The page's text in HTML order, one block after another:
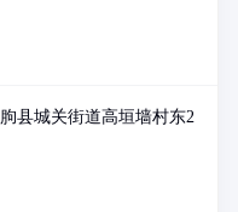
县城关街道高垣墙村东2